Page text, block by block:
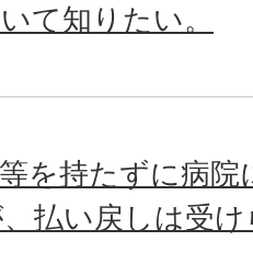
て知りたい。
を持たずに病
払い戻しは受